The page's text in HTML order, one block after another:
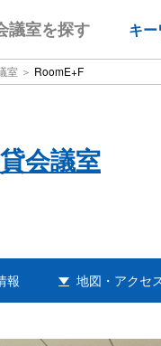
議室を探す キ
室 RoomE+F
会議室
報 地図・アクセ